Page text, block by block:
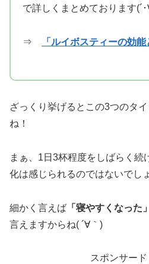
で詳しくまとめております(´･
⇒ 「ルイボスティーの効
ざっくり挙げるとこの3つのタ
ね！
まぁ、1日3杯程度をしばらく続
化は感じられるのではないでし
細かく言えば 「寝やすくなった」
言えますからね( ´∀｀)
スポンサード